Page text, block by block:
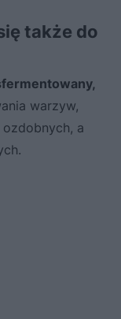
także do
warzyw,
a